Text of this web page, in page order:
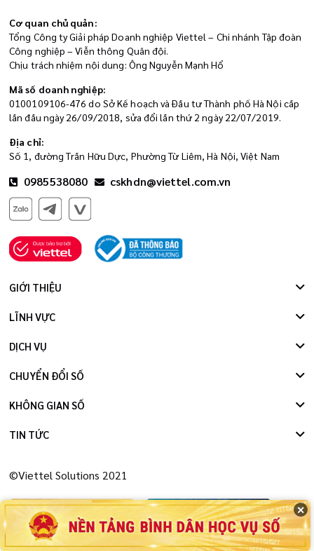
✕
Cơ quan chủ quản:
Tổng Công ty Giải pháp Doanh nghiệp Viettel – Chi nhánh Tập đoàn
Công nghiệp – Viễn thông Quân đội.
Chịu trách nhiệm nội dung: Ông Nguyễn Mạnh Hổ
Mã số doanh nghiệp:
0100109106-476 do Sở Kế hoạch và Đầu tư Thành phố Hà Nội cấp
lần đầu ngày 26/09/2018, sửa đổi lần thứ 2 ngày 22/07/2019.
Địa chỉ:
Số 1, đường Trần Hữu Dực, Phường Từ Liêm, Hà Nội, Việt Nam
0985538080 cskhdn@viettel.com.vn
GIỚI THIỆU
LĨNH VỰC
DỊCH VỤ
CHUYỂN ĐỔI SỐ
KHÔNG GIAN SỐ
TIN TỨC
©Viettel Solutions 2021